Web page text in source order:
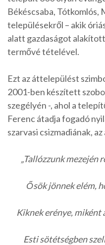
Békéscsaba, Tótkomlós,
településekről – akik
alatt gazdaságot
termővé tételével.
Ezt az áttelepülést
2001-ben készített
szegélyén -, ahol a
Ferenc átadja fogadó
szarvasi csizmadiának,
„Tallózzunk mezején
Ősök jönnek elém,
Kiknek erénye, miként
Esti sötétségben